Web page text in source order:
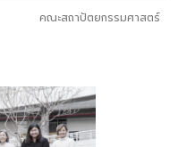
คณะสถาปัตยกรรมศาสตร์